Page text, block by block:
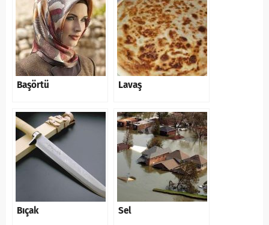
Başörtü Lavaş
Bıçak Sel